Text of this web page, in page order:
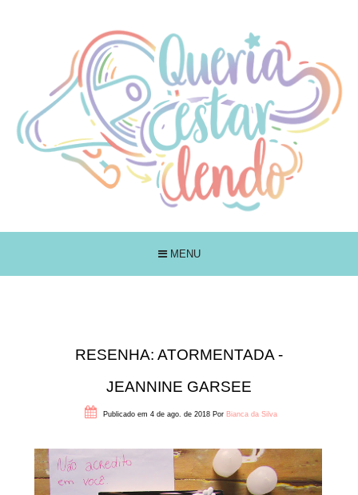
MENU
RESENHA: ATORMENTADA -
JEANNINE GARSEE
Publicado em 4 de ago. de 2018 Por Bianca da Silva